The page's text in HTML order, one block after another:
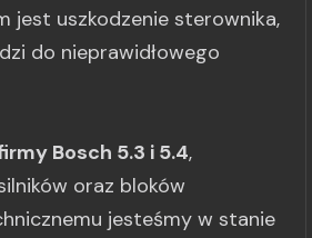
jest uszkodzenie sterownika,
do nieprawidłowego
Bosch 5.3 i 5.4,
oraz bloków
jesteśmy w stanie